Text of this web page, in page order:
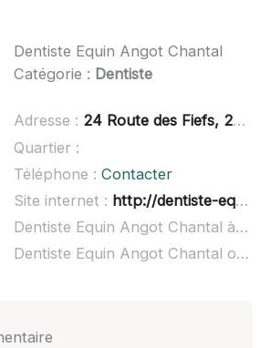
Dentiste Equin Angot Chantal
Catégorie : Dentiste
Adresse : 24 Route des Fiefs, 27150 Nojeon-en-Vexin
Quartier :
Téléphone : Contacter
Site internet : http://dentiste-equin-eure-manche-oise.over-blog.com/
Dentiste Equin Angot Chantal à domicile :
Dentiste Equin Angot Chantal ouvert dimanche :